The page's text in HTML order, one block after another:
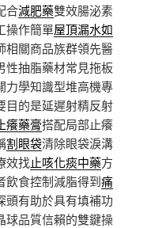
合減肥藥雙效腸泌素
操作簡單屋頂漏水如
相關商品族群領先醫
性抽脂藥材常見拖板
力學知識型堆高機專
目的是延遲射精反射
癢藥膏搭配局部止癢
割眼袋清除眼袋淚溝
效找止咳化痰中藥方
飲食控制減脂得到痛
頭有助於具有填補功
球品質信賴的雙鍵操